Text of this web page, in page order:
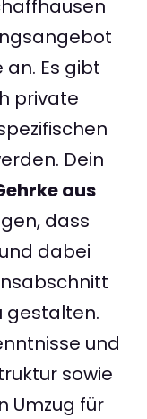
Es gibt
private
Dein
aus
dass
dabei
gestalten.
und
sowie
Umzug für